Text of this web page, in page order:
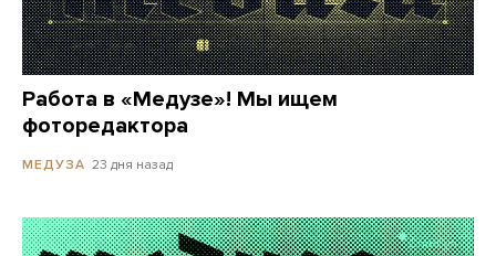
Работа в «Медузе»! Мы ищем
фоторедактора
МЕДУЗА 23 дня назад